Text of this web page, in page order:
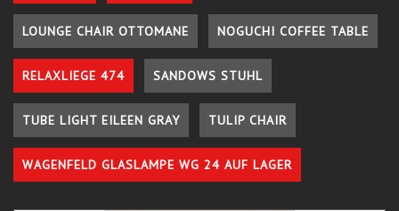
LOUNGE CHAIR OTTOMANE NOGUCHI COFFEE TABLE
RELAXLIEGE 474 SANDOWS STUHL
TUBE LIGHT EILEEN GRAY TULIP CHAIR
WAGENFELD GLASLAMPE WG 24 AUF LAGER